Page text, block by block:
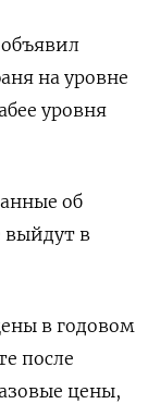
на уровне
уровня
об
в
в годовом
после
цены,